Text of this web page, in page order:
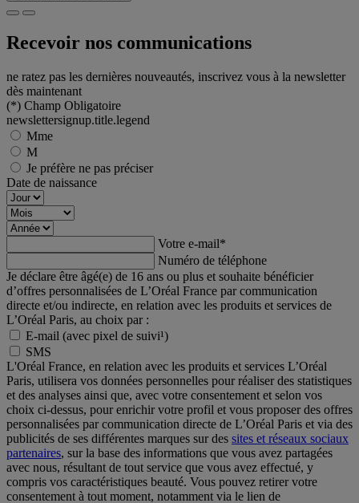
Recevoir nos communications
ne ratez pas les dernières nouveautés, inscrivez vous à la newsletter
dès maintenant
(*) Champ Obligatoire
newslettersignup.title.legend
Mme
M
Je préfère ne pas préciser
Date de naissance
Votre e-mail*
Numéro de téléphone
Je déclare être âgé(e) de 16 ans ou plus et souhaite bénéficier
d’offres personnalisées de L’Oréal France par communication
directe et/ou indirecte, en relation avec les produits et services de
L’Oréal Paris, au choix par :
E-mail (avec pixel de suivi¹)
SMS
L'Oréal France, en relation avec les produits et services L’Oréal
Paris, utilisera vos données personnelles pour réaliser des statistiques
et des analyses ainsi que, avec votre consentement et selon vos
choix ci-dessus, pour enrichir votre profil et vous proposer des offres
personnalisées par communication directe de L’Oréal Paris et via des
publicités de ses différentes marques sur des sites et réseaux sociaux
partenaires, sur la base des informations que vous avez partagées
avec nous, résultant de tout service que vous avez effectué, y
compris vos caractéristiques beauté. Vous pouvez retirer votre
consentement à tout moment, notamment via le lien de